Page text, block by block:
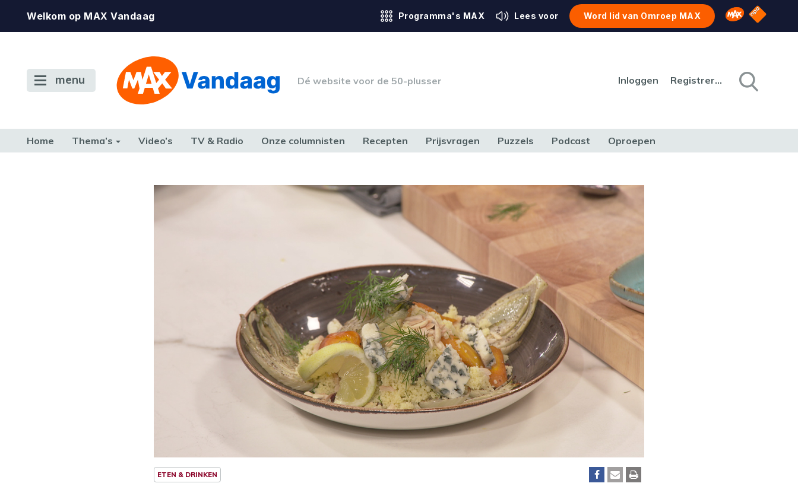
Welkom op MAX Vandaag Programma's MAX Lees voor Word lid van Omroep MAX Omroep MAX
NPO
menu Dé website voor de 50-plusser Inloggen Registreren
Home Thema’s Video’s TV & Radio Onze columnisten Recepten Prijsvragen Puzzels Podcast Oproepen
ETEN & DRINKEN